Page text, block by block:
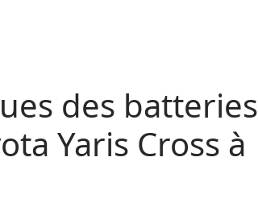
des batteries
Yaris Cross à